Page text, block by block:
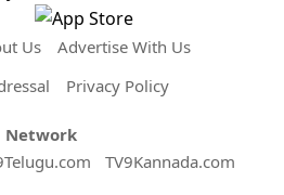
Us
Advertise With Us
Privacy Policy
Network
TV9Kannada.com